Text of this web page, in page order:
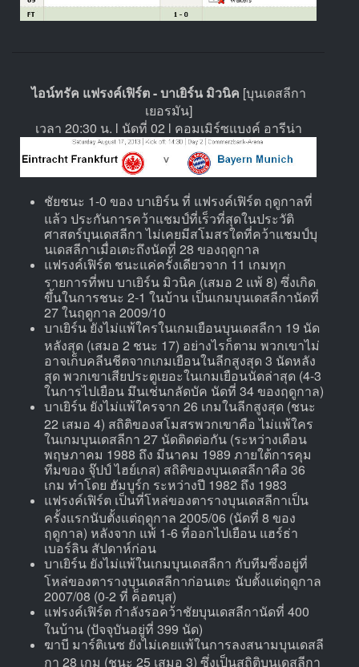
ไอน์ทรัค แฟรงค์เฟิร์ต - บาเยิร์น มิวนิค [บุนเดสลีกา
เยอรมัน]
เวลา 20:30 น. l นัดที่ 02 l คอมเมิร์ซแบงค์ อารีน่า
ชัยชนะ 1-0 ของ บาเยิร์น ที่ แฟรงค์เฟิร์ต ฤดูกาลที่
แล้ว ประกันการคว้าแชมป์ที่เร็วที่สุดในประวัติ
ศาสตร์บุนเดสลีกา ไม่เคยมีสโมสรใดที่คว้าแชมป์บุ
นเดสลีกาเมื่อเตะถึงนัดที่ 28 ของฤดูกาล
แฟรงค์เฟิร์ต ชนะแค่ครั้งเดียวจาก 11 เกมทุก
รายการที่พบ บาเยิร์น มิวนิค (เสมอ 2 แพ้ 8) ซึ่งเกิด
ขึ้นในการชนะ 2-1 ในบ้าน เป็นเกมบุนเดสลีกานัดที่
27 ในฤดูกาล 2009/10
บาเยิร์น ยังไม่แพ้ใครในเกมเยือนบุนเดสลีกา 19 นัด
หลังสุด (เสมอ 2 ชนะ 17) อย่างไรก็ตาม พวกเขาไม่
อาจเก็บคลีนชีตจากเกมเยือนในลีกสูงสุด 3 นัดหลัง
สุด พวกเขาเสียประตูเยอะในเกมเยือนนัดล่าสุด (4-3
ในการไปเยือน มึนเช่นกลัดบัค นัดที่ 34 ของฤดูกาล)
บาเยิร์น ยังไม่แพ้ใครจาก 26 เกมในลีกสูงสุด (ชนะ
22 เสมอ 4) สถิติของสโมสรพวกเขาคือ ไม่แพ้ใคร
ในเกมบุนเดสลีกา 27 นัดติดต่อกัน (ระหว่างเดือน
พฤษภาคม 1988 ถึง มีนาคม 1989 ภายใต้การคุม
ทีมของ จุ๊ปป์ ไฮย์เกส) สถิติของบุนเดสลีกาคือ 36
เกม ทำโดย ฮัมบูร์ก ระหว่างปี 1982 ถึง 1983
แฟรงค์เฟิร์ต เป็นที่โหล่ของตารางบุนเดสลีกาเป็น
ครั้งแรกนับตั้งแต่ฤดูกาล 2005/06 (นัดที่ 8 ของ
ฤดูกาล) หลังจาก แพ้ 1-6 ที่ออกไปเยือน แฮร์ธ่า
เบอร์ลิน สัปดาห์ก่อน
บาเยิร์น ยังไม่แพ้ในเกมบุนเดสลีกา กับทีมซึ่งอยู่ที่
โหล่ของตารางบุนเดสลีกาก่อนเตะ นับตั้งแต่ฤดูกาล
2007/08 (0-2 ที่ ค็อตบุส)
แฟรงค์เฟิร์ต กำลังรอคว้าชัยบุนเดสลีกานัดที่ 400
ในบ้าน (ปัจจุบันอยู่ที่ 399 นัด)
ฆาบี มาร์ติเนซ ยังไม่เคยแพ้ในการลงสนามบุนเดสลี
กา 28 เกม (ชนะ 25 เสมอ 3) ซึ่งเป็นสถิติบุนเดสลีกา